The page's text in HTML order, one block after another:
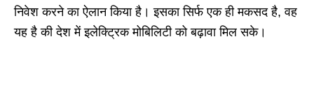
निवेश करने का ऐलान किया है। इसका सिर्फ एक ही मकसद है, वह
यह है की देश में इलेक्ट्रिक मोबिलिटी को बढ़ावा मिल सके।